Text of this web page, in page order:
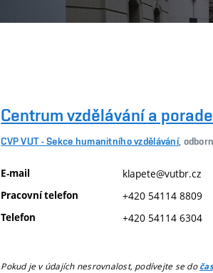
Centrum vzdělávání a
CVP VUT - Sekce humanitního vzdělávání,
E-mail klapete@vutbr.cz
Pracovní telefon +420 54114 8809
Telefon +420 54114 6304
Pokud je v údajích nesrovnalost, podívejte se do